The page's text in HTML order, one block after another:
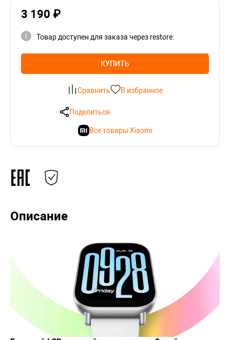
3 190 ₽
Товар доступен для заказа через restore:
КУПИТЬ
Сравнить В избранное
Поделиться
Все товары Xiaomi
Описание